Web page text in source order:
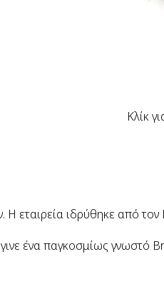
Κλίκ
εταιρεία ιδρύθηκε από
ένα παγκοσμίως γνωστό